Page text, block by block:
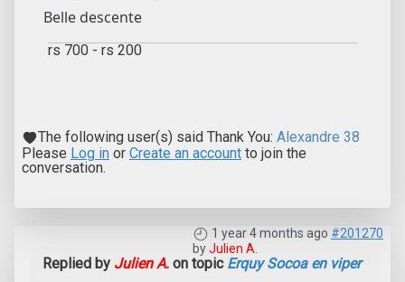
Belle descente
rs 700 - rs 200
The following user(s) said Thank You: Alexandre 38
Please Log in or Create an account to join the
conversation.
1 year 4 months ago #201270
byJulien A.
Replied by Julien A. on topic Erquy Socoa en viper